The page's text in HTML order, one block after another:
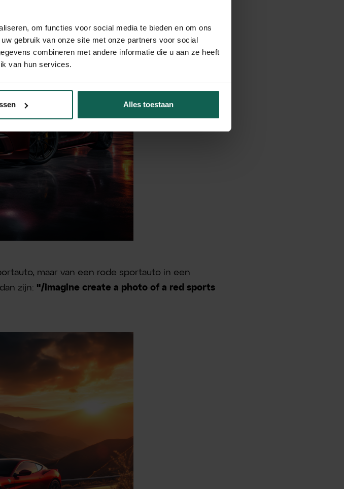
om functies voor social media te bieden en om ons
gebruik van onze site met onze partners voor social
combineren met andere informatie die u aan ze heeft
van hun services.
Alles toestaan
maar van een rode sportauto in een
zijn: "/imagine create a photo of a red sports